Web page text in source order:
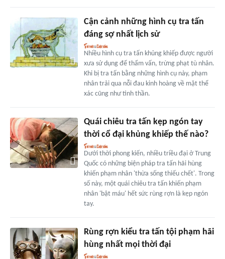
Cận cảnh những hình cụ tra tấn
đáng sợ nhất lịch sử
Nhiều hình cụ tra tấn khủng khiếp được người
xưa sử dụng để thẩm vấn, trừng phạt tù nhân.
Khi bị tra tấn bằng những hình cụ này, phạm
nhân trải qua nỗi đau kinh hoàng về mặt thể
xác cũng như tinh thần.
Quái chiêu tra tấn kẹp ngón tay
thời cổ đại khủng khiếp thế nào?
Dưới thời phong kiến, nhiều triều đại ở Trung
Quốc có những biện pháp tra tấn hãi hùng
khiến phạm nhân 'thừa sống thiếu chết'. Trong
số này, một quái chiêu tra tấn khiến phạm
nhân 'bật máu' hết sức rùng rợn là kẹp ngón
tay.
Rùng rợn kiểu tra tấn tội phạm hãi
hùng nhất mọi thời đại